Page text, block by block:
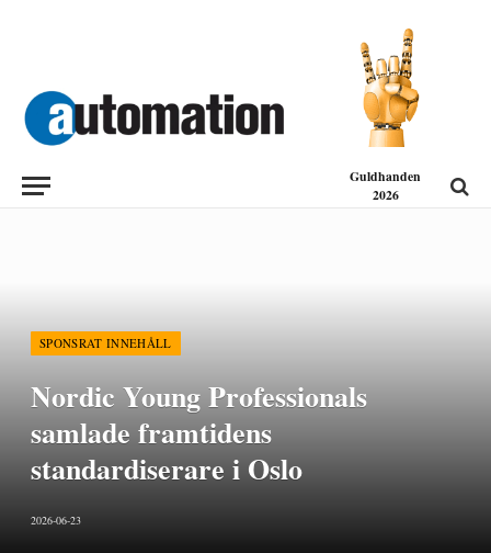
Guldhanden
2026
SPONSRAT INNEHÅLL
Nordic Young Professionals
samlade framtidens
standardiserare i Oslo
2026-06-23